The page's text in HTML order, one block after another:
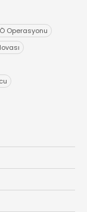
Operasyonu